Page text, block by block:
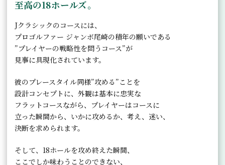
至高の18ホールズ。
Jクラシックのコースには、
プロゴルファー ジャンボ尾崎の積年の願いである
”プレイヤーの戦略性を問うコース”が
見事に具現化されています。
彼のプレースタイル同様”攻める”ことを
設計コンセプトに、 外観は基本に忠実な
フラットコースながら、 プレイヤーはコースに
立った瞬間から、いかに攻めるか、 考え、迷い、
決断を求められます。
そして、18ホールを攻め終えた瞬間、
ここでしか味わうことのできない、